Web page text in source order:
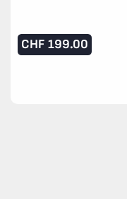
CHF 199.00